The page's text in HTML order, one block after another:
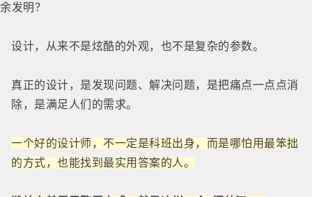
余发明？
设计，从来不是炫酷的外观，也不是复杂的参数。
真正的设计，是发现问题、解决问题，是把痛点一点点消
除，是满足人们的需求。
一个好的设计师，不一定是科班出身，而是哪怕用最笨拙
的方式，也能找到最实用答案的人。